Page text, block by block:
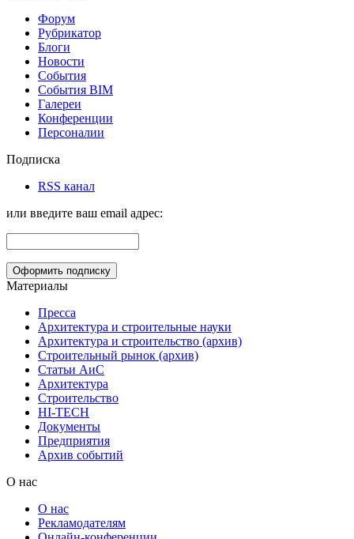
Форум
Рубрикатор
Блоги
Новости
События
События BIM
Галереи
Конференции
Персоналии
Подписка
RSS канал
или введите ваш email адрес:
Материалы
Пресса
Архитектура и строительные науки
Архитектура и строительство (архив)
Строительный рынок (архив)
Статьи АиС
Архитектура
Строительство
HI-TECH
Документы
Предприятия
Архив событий
О нас
О нас
Рекламодателям